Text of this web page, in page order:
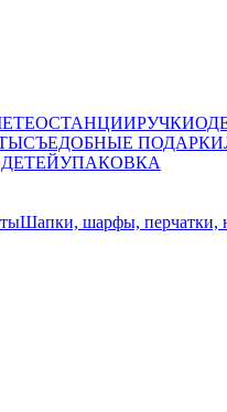
РУЧКИ
СЪЕДОБНЫЕ ПОДАРКИ
УПАКОВКА
Шапки, шарфы, перчатки,